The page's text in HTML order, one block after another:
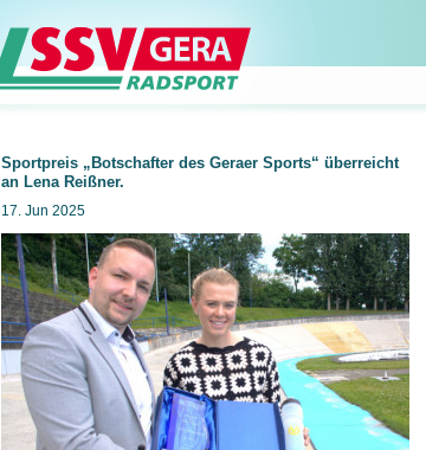
Sportpreis „Botschafter des Geraer Sports“ überreicht
an Lena Reißner.
17. Jun 2025